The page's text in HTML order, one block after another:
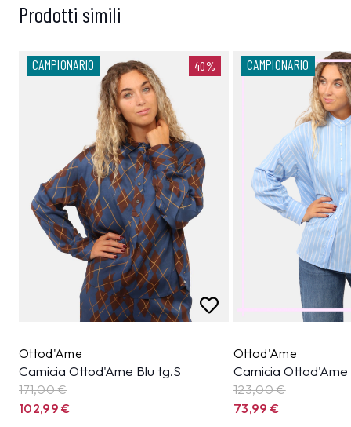
Prodotti simili
CAMPIONARIO 40%
Ottod'Ame
Camicia Ottod'Ame Blu tg.S
171,00 €
102,99€
CAMPIONARIO
Ottod'Ame
Camicia
123,00 €
73,99€